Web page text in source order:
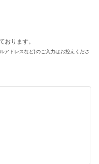
おります。
アドレスなど)のご入力はお控えくださ